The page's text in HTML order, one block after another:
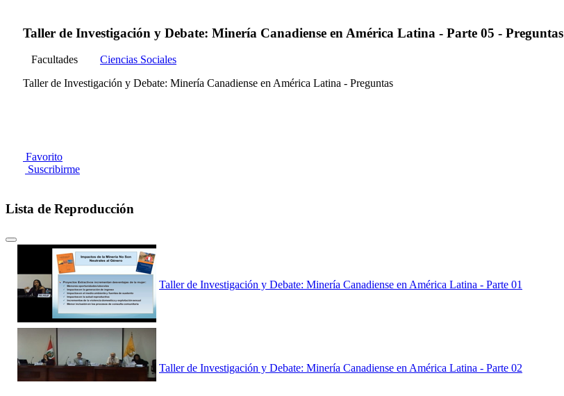
Taller de Investigación y Debate: Minería Canadiense en América Latina - Parte 05 - Preguntas
Facultades
Ciencias Sociales
Taller de Investigación y Debate: Minería Canadiense en América Latina - Preguntas
Favorito
Suscribirme
Lista de Reproducción
Taller de Investigación y Debate: Minería Canadiense en América Latina - Parte 01
Taller de Investigación y Debate: Minería Canadiense en América Latina - Parte 02